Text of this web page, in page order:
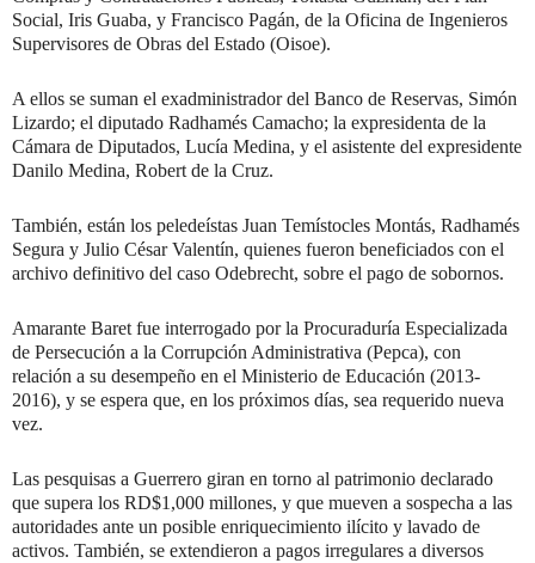
Social, Iris Guaba, y Francisco Pagán, de la Oficina de Ingenieros
Supervisores de Obras del Estado (Oisoe).
A ellos se suman el exadministrador del Banco de Reservas, Simón
Lizardo; el diputado Radhamés Camacho; la expresidenta de la
Cámara de Diputados, Lucía Medina, y el asistente del expresidente
Danilo Medina, Robert de la Cruz.
También, están los peledeístas Juan Temístocles Montás, Radhamés
Segura y Julio César Valentín, quienes fueron beneficiados con el
archivo definitivo del caso Odebrecht, sobre el pago de sobornos.
Amarante Baret fue interrogado por la Procuraduría Especializada
de Persecución a la Corrupción Administrativa (Pepca), con
relación a su desempeño en el Ministerio de Educación (2013-
2016), y se espera que, en los próximos días, sea requerido nueva
vez.
Las pesquisas a Guerrero giran en torno al patrimonio declarado
que supera los RD$1,000 millones, y que mueven a sospecha a las
autoridades ante un posible enriquecimiento ilícito y lavado de
activos. También, se extendieron a pagos irregulares a diversos